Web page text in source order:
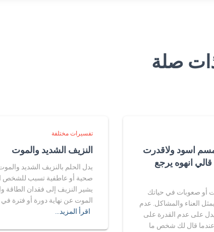
صلة
اسود ولاقدرت
انهوه يرجع
أو صعوبات في حياتك
العناء والمشاكل. عدم
على عدم القدرة على
قال لك شخص ما
تفسيرات مختلفة
النزيف الشديد والموت
يدل الحلم بالنزيف الشديد
صحية أو عاطفية تسبب للشخص
يشير النزيف إلى فقدان الطاقة
الموت عن نهاية دورة أو فترة
اقرأ المزيد…